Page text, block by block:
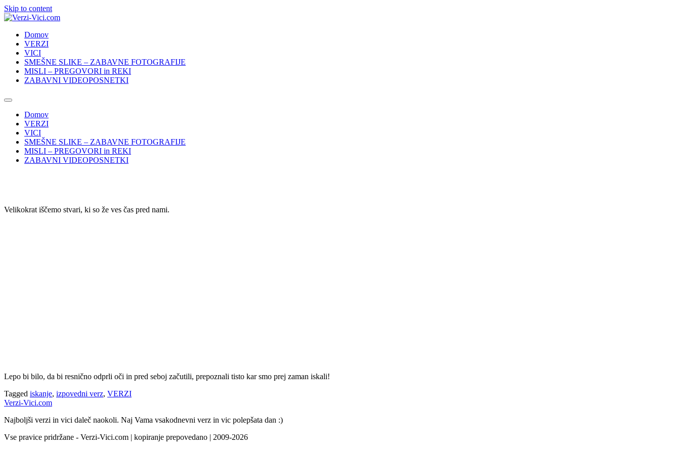
Skip to content
Domov
VERZI
VICI
SMEŠNE SLIKE – ZABAVNE FOTOGRAFIJE
MISLI – PREGOVORI in REKI
ZABAVNI VIDEOPOSNETKI
Domov
VERZI
VICI
SMEŠNE SLIKE – ZABAVNE FOTOGRAFIJE
MISLI – PREGOVORI in REKI
ZABAVNI VIDEOPOSNETKI
Velikokrat iščemo stvari, ki so že ves čas pred nami.
Lepo bi bilo, da bi resnično odprli oči in pred seboj začutili, prepoznali tisto kar smo prej zaman iskali!
Tagged iskanje, izpovedni verz, VERZI
Verzi-Vici.com
Najboljši verzi in vici daleč naokoli. Naj Vama vsakodnevni verz in vic polepšata dan :)
Vse pravice pridržane - Verzi-Vici.com | kopiranje prepovedano | 2009-2026